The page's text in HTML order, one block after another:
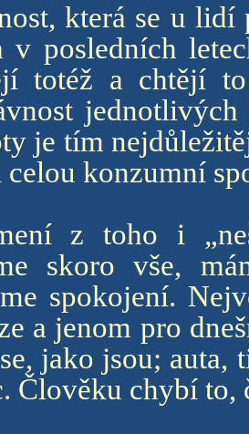
která se u
v posledních
totéž a chtějí
je tím
celou konzumní
z toho i
skoro vše,
spokojení.
a jenom pro
jako jsou; auta,
Člověku chybí to,